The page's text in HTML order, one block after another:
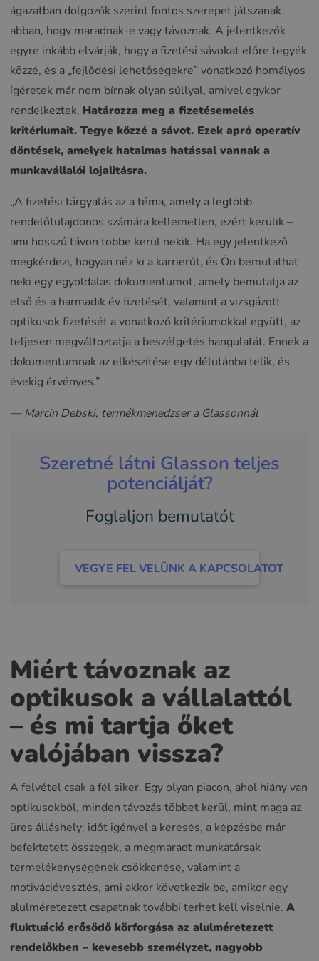
ágazatban dolgozók szerint fontos szerepet játszanak
abban, hogy maradnak-e vagy távoznak. A jelentkezők
egyre inkább elvárják, hogy a fizetési sávokat előre tegyék
közzé, és a „fejlődési lehetőségekre” vonatkozó homályos
ígéretek már nem bírnak olyan súllyal, amivel egykor
rendelkeztek. Határozza meg a fizetésemelés
kritériumait. Tegye közzé a sávot. Ezek apró operatív
döntések, amelyek hatalmas hatással vannak a
munkavállalói lojalitásra.
„A fizetési tárgyalás az a téma, amely a legtöbb
rendelőtulajdonos számára kellemetlen, ezért kerülik –
ami hosszú távon többe kerül nekik. Ha egy jelentkező
megkérdezi, hogyan néz ki a karrierút, és Ön bemutathat
neki egy egyoldalas dokumentumot, amely bemutatja az
első és a harmadik év fizetését, valamint a vizsgázott
optikusok fizetését a vonatkozó kritériumokkal együtt, az
teljesen megváltoztatja a beszélgetés hangulatát. Ennek a
dokumentumnak az elkészítése egy délutánba telik, és
évekig érvényes.”
— Marcin Debski, termékmenedzser a Glassonnál
Szeretné látni Glasson teljes
potenciálját?
Foglaljon bemutatót
VEGYE FEL VELÜNK A KAPCSOLATOT
Miért távoznak az
optikusok a vállalattól
– és mi tartja őket
valójában vissza?
A felvétel csak a fél siker. Egy olyan piacon, ahol hiány van
optikusokból, minden távozás többet kerül, mint maga az
üres álláshely: időt igényel a keresés, a képzésbe már
befektetett összegek, a megmaradt munkatársak
termelékenységének csökkenése, valamint a
motivációvesztés, ami akkor következik be, amikor egy
alulméretezett csapatnak további terhet kell viselnie. A
fluktuáció erősödő körforgása az alulméretezett
rendelőkben – kevesebb személyzet, nagyobb